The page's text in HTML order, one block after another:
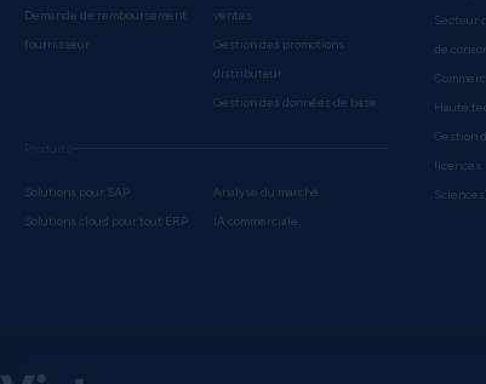
Demande de remboursement
fournisseur
ventes
Gestion des promotions
distributeur
Gestion des données de base
Solutions pour SAP
Solutions cloud pour tout ERP
Analyse du marché
IA commerciale
Secteur
de
Haute
Gestion
licences